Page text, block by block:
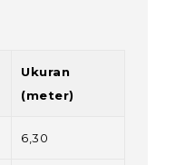
Ukuran
(meter)
6,30